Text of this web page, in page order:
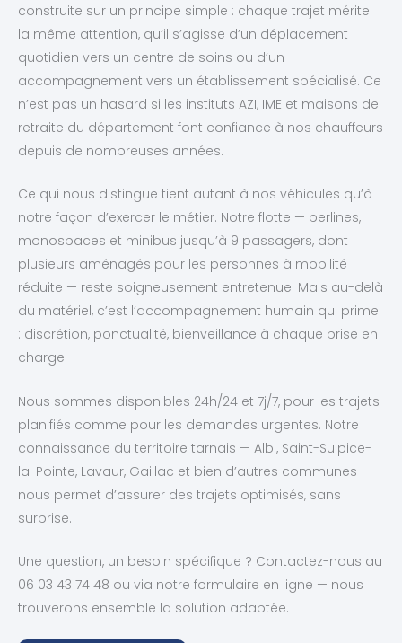
construite sur un principe simple : chaque trajet mérite
la même attention, qu’il s’agisse d’un déplacement
quotidien vers un centre de soins ou d’un
accompagnement vers un établissement spécialisé. Ce
n’est pas un hasard si les instituts AZI, IME et maisons de
retraite du département font confiance à nos chauffeurs
depuis de nombreuses années.
Ce qui nous distingue tient autant à nos véhicules qu’à
notre façon d’exercer le métier. Notre flotte — berlines,
monospaces et minibus jusqu’à 9 passagers, dont
plusieurs aménagés pour les personnes à mobilité
réduite — reste soigneusement entretenue. Mais au-delà
du matériel, c’est l’accompagnement humain qui prime
: discrétion, ponctualité, bienveillance à chaque prise en
charge.
Nous sommes disponibles 24h/24 et 7j/7, pour les trajets
planifiés comme pour les demandes urgentes. Notre
connaissance du territoire tarnais — Albi, Saint-Sulpice-
la-Pointe, Lavaur, Gaillac et bien d’autres communes —
nous permet d’assurer des trajets optimisés, sans
surprise.
Une question, un besoin spécifique ? Contactez-nous au
06 03 43 74 48 ou via notre formulaire en ligne — nous
trouverons ensemble la solution adaptée.